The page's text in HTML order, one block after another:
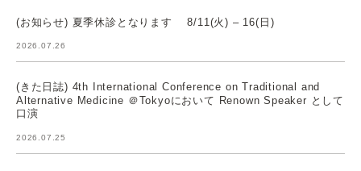
(お知らせ) 夏季休診となります 8/11(火) – 16(日)
2026.07.26
(きた日誌) 4th International Conference on Traditional and
Alternative Medicine ＠Tokyoにおいて Renown Speaker として
口演
2026.07.25